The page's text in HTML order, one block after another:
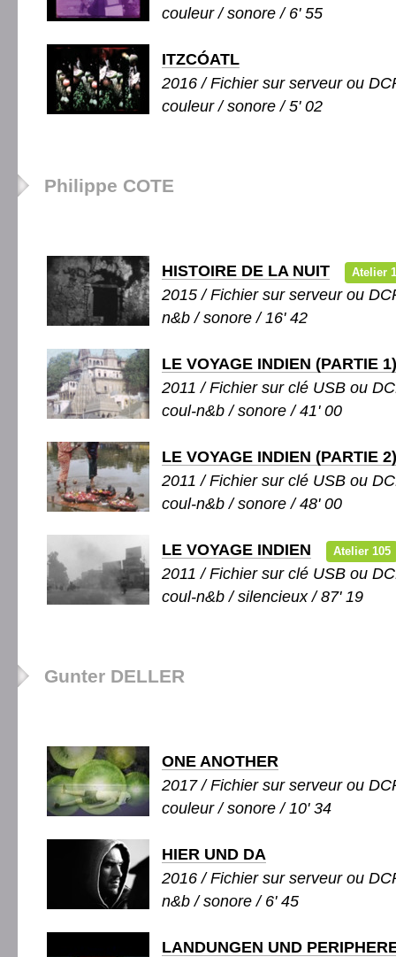
couleur / sonore / 6' 55
ITZCÓATL
2016 / Fichier sur serveur ou
couleur / sonore / 5' 02
Philippe COTE
HISTOIRE DE LA NUIT Atelier
2015 / Fichier sur serveur ou
n&b / sonore / 16' 42
LE VOYAGE INDIEN (PARTIE 1)
2011 / Fichier sur clé USB ou
coul-n&b / sonore / 41' 00
LE VOYAGE INDIEN (PARTIE 2)
2011 / Fichier sur clé USB ou
coul-n&b / sonore / 48' 00
LE VOYAGE INDIEN Atelier 105
2011 / Fichier sur clé USB ou
coul-n&b / silencieux / 87' 19
Gunter DELLER
ONE ANOTHER
2017 / Fichier sur serveur ou
couleur / sonore / 10' 34
HIER UND DA
2016 / Fichier sur serveur ou
n&b / sonore / 6' 45
LANDUNGEN UND